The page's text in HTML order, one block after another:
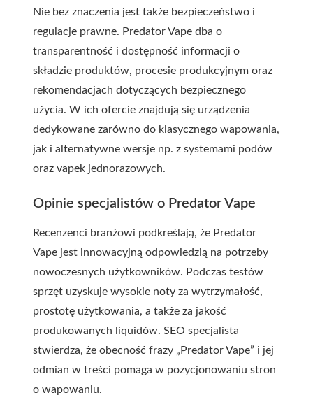
Nie bez znaczenia jest także bezpieczeństwo i
regulacje prawne. Predator Vape dba o
transparentność i dostępność informacji o
składzie produktów, procesie produkcyjnym oraz
rekomendacjach dotyczących bezpiecznego
użycia. W ich ofercie znajdują się urządzenia
dedykowane zarówno do klasycznego wapowania,
jak i alternatywne wersje np. z systemami podów
oraz vapek jednorazowych.
Opinie specjalistów o Predator Vape
Recenzenci branżowi podkreślają, że Predator
Vape jest innowacyjną odpowiedzią na potrzeby
nowoczesnych użytkowników. Podczas testów
sprzęt uzyskuje wysokie noty za wytrzymałość,
prostotę użytkowania, a także za jakość
produkowanych liquidów. SEO specjalista
stwierdza, że obecność frazy „Predator Vape” i jej
odmian w treści pomaga w pozycjonowaniu stron
o wapowaniu.